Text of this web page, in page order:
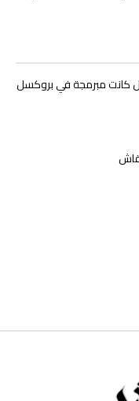
كانت مبرمجة في بروكسل